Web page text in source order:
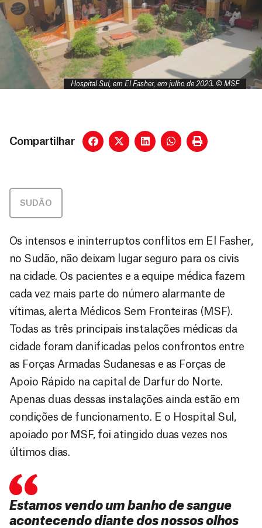
Hospital Sul, em El Fasher, em julho de 2023. © MSF
Compartilhar
SUDÃO
Os intensos e ininterruptos conflitos em El Fasher,
no Sudão, não deixam lugar seguro para os civis
na cidade. Os pacientes e a equipe médica fazem
cada vez mais parte do número alarmante de
vítimas, alerta Médicos Sem Fronteiras (MSF).
Todas as três principais instalações médicas da
cidade foram danificadas pelos confrontos entre
as Forças Armadas Sudanesas e as Forças de
Apoio Rápido na capital de Darfur do Norte.
Apenas duas dessas instalações ainda estão em
condições de funcionamento. E o Hospital Sul,
apoiado por MSF, foi atingido duas vezes nos
últimos dias.
Estamos vendo um banho de sangue
acontecendo diante dos nossos olhos